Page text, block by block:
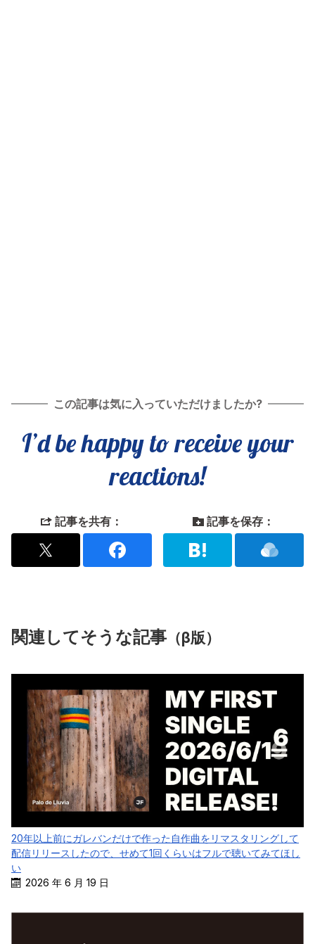
この記事は気に入っていただけましたか?
I’d be happy to receive your
reactions!
記事を共有： 記事を保存：
関連してそうな記事 （β版）
20年以上前にガレバンだけで作った自作曲をリマスタリングして
配信リリースしたので、せめて1回くらいはフルで聴いてみてほし
い
2026 年 6 月 19 日